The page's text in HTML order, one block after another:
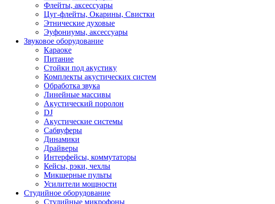
Флейты, аксессуары
Цуг-флейты, Окарины, Свистки
Этнические духовые
Эуфониумы, аксессуары
Звуковое оборудование
Караоке
Питание
Стойки под акустику
Комплекты акустических систем
Обработка звука
Линейные массивы
Акустический поролон
DJ
Акустические системы
Сабвуферы
Динамики
Драйверы
Интерфейсы, коммутаторы
Кейсы, рэки, чехлы
Микшерные пульты
Усилители мощности
Студийное оборудование
Студийные микрофоны